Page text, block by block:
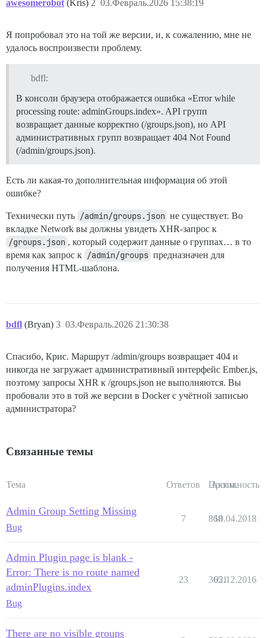
awesomerobot (Kris) 03.Февраль.2026 15:38:19
2
Я попробовал это на той же версии, и, к сожалению, мне не
удалось воспроизвести проблему.
bdfl:
В консоли браузера отображается ошибка «Error while
processing route: adminGroups.index». API групп
возвращает данные корректно (/groups.json), но API
административных групп возвращает 404 Not Found
(/admin/groups.json).
Есть ли какая-то дополнительная информация об этой
ошибке?
Технически путь /admin/groups.json не существует. Во
вкладке Network вы должны увидеть XHR-запрос к
/groups.json , который содержит данные о группах… в то
время как запрос к /admin/groups предназначен для
получения HTML-шаблона.
bdfl (Bryan) 03.Февраль.2026 21:30:38
3
Спасибо, Крис. Маршрут /admin/groups возвращает 404 и
никогда не загружает административный интерфейс Ember.js,
поэтому запросы XHR к /groups.json не выполняются. Вы
пробовали это в той же версии в Docker с учётной записью
администратора?
Связанные темы
Тема Ответов Просм.
Активность
Admin Group Setting Missing
Bug
7 868
10.04.2018
Admin Plugin page is blank -
Error: There is no route named
adminPlugins.index
Bug
23 3651
02.12.2016
There are no visible groups